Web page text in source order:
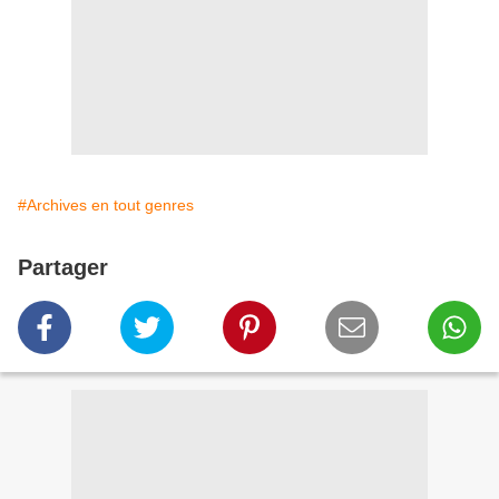
#Archives en tout genres
Partager